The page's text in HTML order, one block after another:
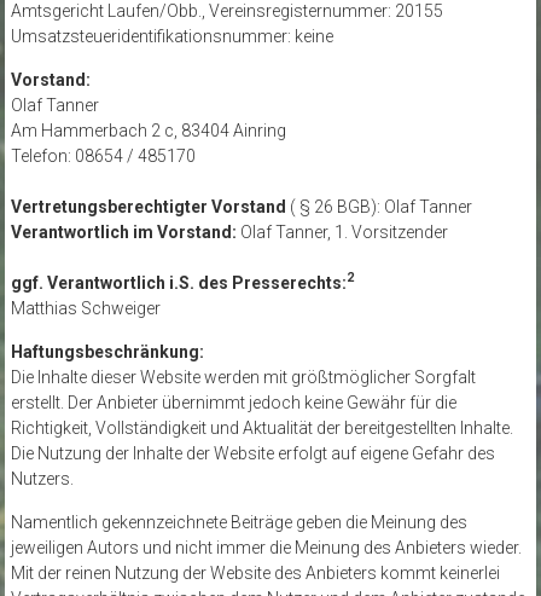
Amtsgericht Laufen/Obb., Vereinsregisternummer: 20155
Umsatzsteueridentifikationsnummer: keine
Vorstand:
Olaf Tanner
Am Hammerbach 2 c, 83404 Ainring
Telefon: 08654 / 485170
Vertretungsberechtigter Vorstand ( § 26 BGB): Olaf Tanner
Verantwortlich im Vorstand: Olaf Tanner, 1. Vorsitzender
ggf. Verantwortlich i.S. des Presserechts:2
Matthias Schweiger
Haftungsbeschränkung:
Die Inhalte dieser Website werden mit größtmöglicher Sorgfalt
erstellt. Der Anbieter übernimmt jedoch keine Gewähr für die
Richtigkeit, Vollständigkeit und Aktualität der bereitgestellten Inhalte.
Die Nutzung der Inhalte der Website erfolgt auf eigene Gefahr des
Nutzers.
Namentlich gekennzeichnete Beiträge geben die Meinung des
jeweiligen Autors und nicht immer die Meinung des Anbieters wieder.
Mit der reinen Nutzung der Website des Anbieters kommt keinerlei